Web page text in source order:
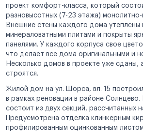
проект комфорт-класса, который
разновысотных (7-23 этажа) монолитно-
Внешние стены каждого дома утеплены
минераловатными плитами и покрыты
панелями. У каждого корпуса свое
что делает все дома оригинальными и
Несколько домов в проекте уже сданы,
строятся.
Жилой дом на ул. Щорса, вл. 15
в рамках реновации в районе
состоит из двух секций, рассчитанных
Предусмотрена отделка клинкерным
профилированным оцинкованным